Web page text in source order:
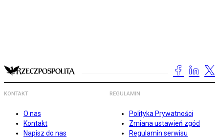
KONTAKT
O nas
Kontakt
Napisz do nas
REGULAMIN
Polityka Prywatności
Zmiana ustawień zgód
Regulamin serwisu